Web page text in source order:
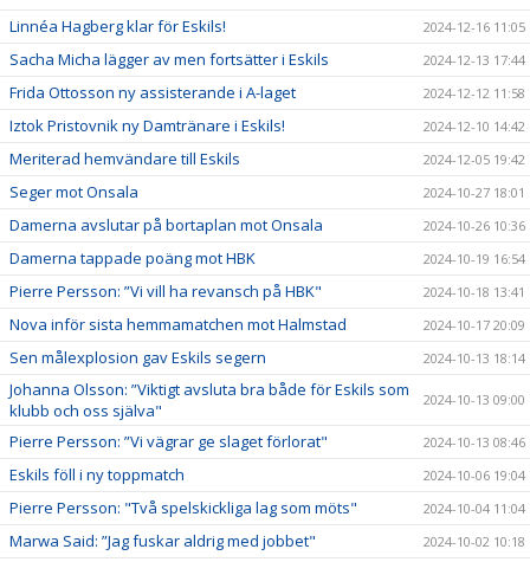
Linnéa Hagberg klar för Eskils! 2024-12-16 11:05
Sacha Micha lägger av men fortsätter i Eskils 2024-12-13 17:44
Frida Ottosson ny assisterande i A-laget 2024-12-12 11:58
Iztok Pristovnik ny Damtränare i Eskils! 2024-12-10 14:42
Meriterad hemvändare till Eskils 2024-12-05 19:42
Seger mot Onsala 2024-10-27 18:01
Damerna avslutar på bortaplan mot Onsala 2024-10-26 10:36
Damerna tappade poäng mot HBK 2024-10-19 16:54
Pierre Persson: ”Vi vill ha revansch på HBK" 2024-10-18 13:41
Nova inför sista hemmamatchen mot Halmstad 2024-10-17 20:09
Sen målexplosion gav Eskils segern 2024-10-13 18:14
Johanna Olsson: ”Viktigt avsluta bra både för Eskils som
klubb och oss själva"
2024-10-13 09:00
Pierre Persson: ”Vi vägrar ge slaget förlorat" 2024-10-13 08:46
Eskils föll i ny toppmatch 2024-10-06 19:04
Pierre Persson: "Två spelskickliga lag som möts" 2024-10-04 11:04
Marwa Said: ”Jag fuskar aldrig med jobbet" 2024-10-02 10:18